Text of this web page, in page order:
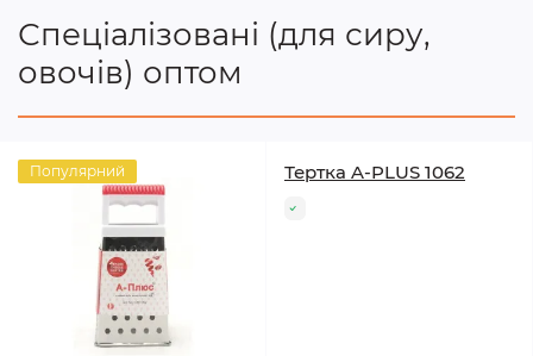
Спеціалізовані (для сиру,
овочів) оптом
Популярний Тертка A-PLUS 1062